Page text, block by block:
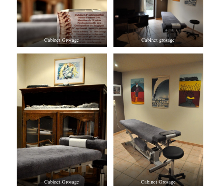
Cabinet Grosage Cabinet grosage
Cabinet Grosage Cabinet Grosage